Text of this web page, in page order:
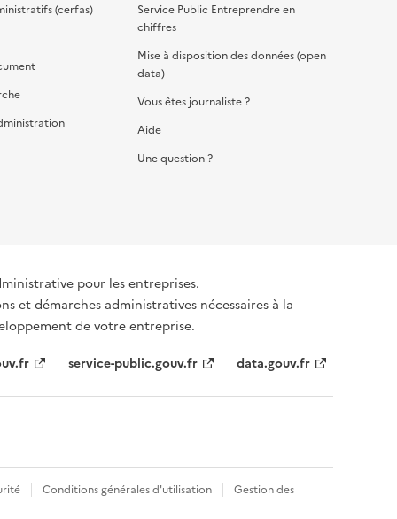
(cerfas)
Service Public Entreprendre en
chiffres
Mise à disposition des données (open
data)
Vous êtes journaliste ?
Aide
Une question ?
pour les entreprises.
et démarches administratives nécessaires à la
de votre entreprise.
service-public.gouv.fr data.gouv.fr
Conditions générales d'utilisation
Gestion des